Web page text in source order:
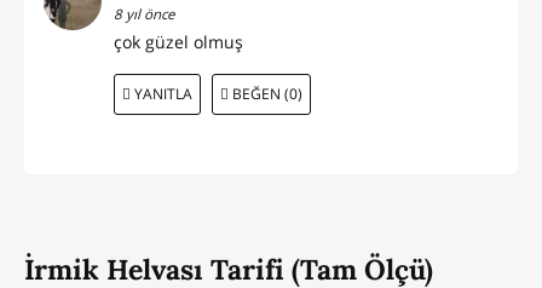
8 yıl önce
çok güzel olmuş
YANITLA BEĞEN (0)
İrmik Helvası Tarifi (Tam Ölçü)